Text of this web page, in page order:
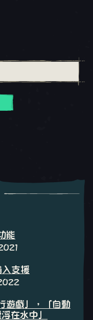
能
支援
遊戲」，「自動
在水中」